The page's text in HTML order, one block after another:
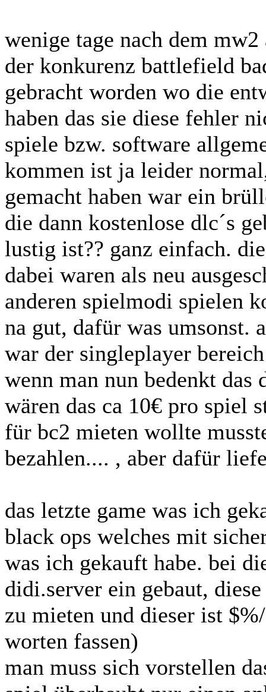
wenige tage nach dem
der konkurenz battlefield
gebracht worden wo die
haben das sie diese fehler
spiele bzw. software
kommen ist ja leider
gemacht haben war ein
die dann kostenlose dlc´s
lustig ist?? ganz einfach.
dabei waren als neu
anderen spielmodi spielen
na gut, dafür was umsonst.
war der singleplayer
wenn man nun bedenkt das
wären das ca 10€ pro spiel
für bc2 mieten wollte
bezahlen.... , aber dafür
das letzte game was ich
black ops welches mit
was ich gekauft habe. bei
didi.server ein gebaut,
zu mieten und dieser ist
worten fassen)
man muss sich vorstellen